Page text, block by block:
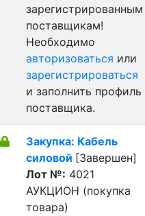
зарегистрированным
поставщикам!
Необходимо
авторизоваться или
зарегистрироваться
и заполнить профиль
поставщика.
Закупка: Кабель
силовой [Завершен]
Лот №: 4021
АУКЦИОН (покупка
товара)